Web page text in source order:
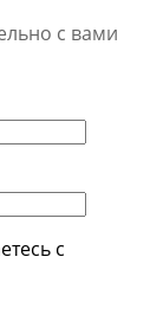
с вами
с